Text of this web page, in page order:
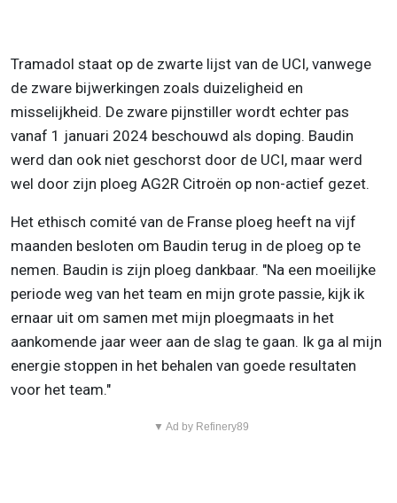
Tramadol staat op de zwarte lijst van de UCI, vanwege
de zware bijwerkingen zoals duizeligheid en
misselijkheid. De zware pijnstiller wordt echter pas
vanaf 1 januari 2024 beschouwd als doping. Baudin
werd dan ook niet geschorst door de UCI, maar werd
wel door zijn ploeg AG2R Citroën op non-actief gezet.
Het ethisch comité van de Franse ploeg heeft na vijf
maanden besloten om Baudin terug in de ploeg op te
nemen. Baudin is zijn ploeg dankbaar. "Na een moeilijke
periode weg van het team en mijn grote passie, kijk ik
ernaar uit om samen met mijn ploegmaats in het
aankomende jaar weer aan de slag te gaan. Ik ga al mijn
energie stoppen in het behalen van goede resultaten
voor het team."
▼ Ad by Refinery89